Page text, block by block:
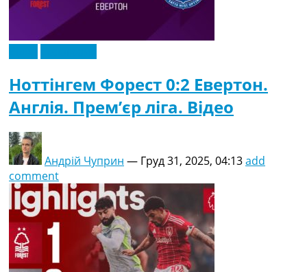
Ноттінгем Форест 0:2 Евертон.
Англія. Прем’єр ліга. Відео
Андрій Чуприн — Груд 31, 2025, 04:13add
comment